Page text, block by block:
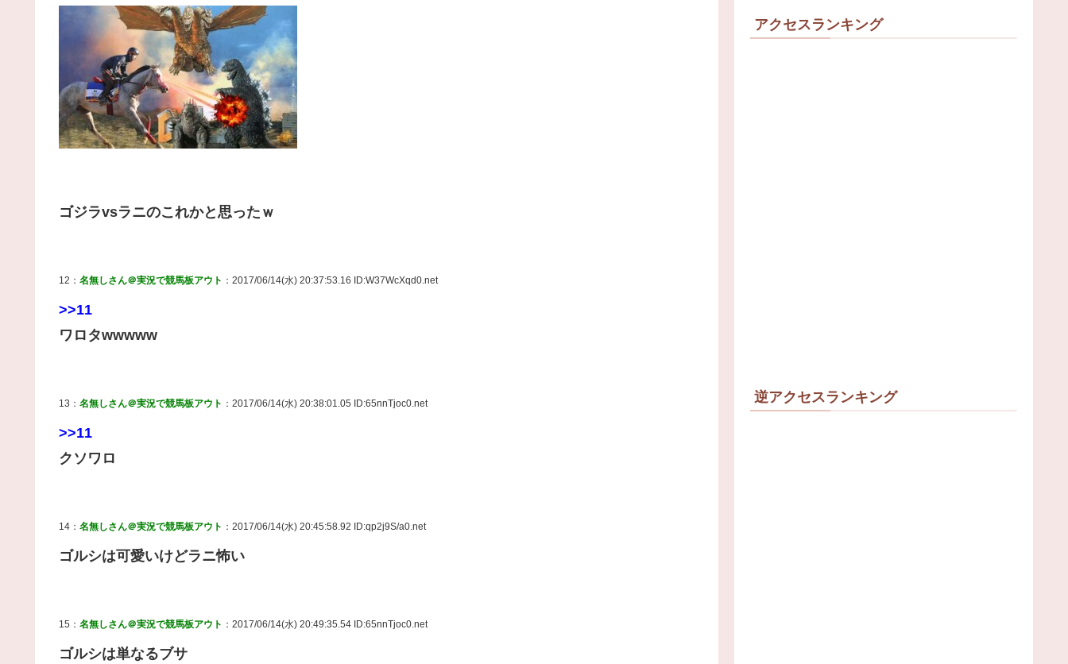
ゴジラvsラニのこれかと思ったｗ
12： 名無しさん＠実況で競馬板アウト ：2017/06/14(水) 20:37:53.16 ID:W37WcXqd0.net
>>11
ワロタwwwww
13： 名無しさん＠実況で競馬板アウト ：2017/06/14(水) 20:38:01.05 ID:65nnTjoc0.net
>>11
クソワロ
14： 名無しさん＠実況で競馬板アウト ：2017/06/14(水) 20:45:58.92 ID:qp2j9S/a0.net
ゴルシは可愛いけどラニ怖い
15： 名無しさん＠実況で競馬板アウト ：2017/06/14(水) 20:49:35.54 ID:65nnTjoc0.net
ゴルシは単なるブサ
アクセスランキング
逆アクセスランキング